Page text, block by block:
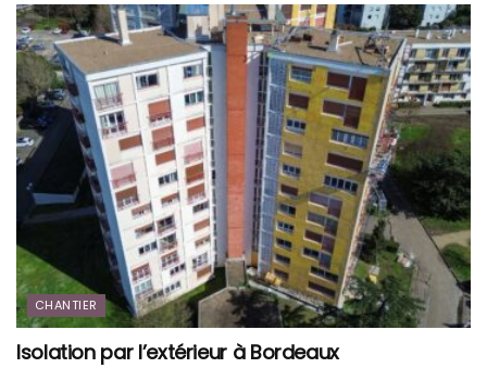
CHANTIER
Isolation par l’extérieur à Bordeaux